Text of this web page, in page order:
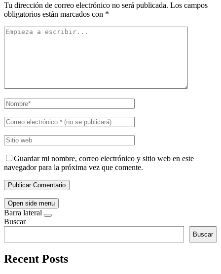
Tu dirección de correo electrónico no será publicada. Los campos
obligatorios están marcados con *
Guardar mi nombre, correo electrónico y sitio web en este
navegador para la próxima vez que comente.
Open side menu
Barra lateral
Buscar
Buscar
Recent Posts